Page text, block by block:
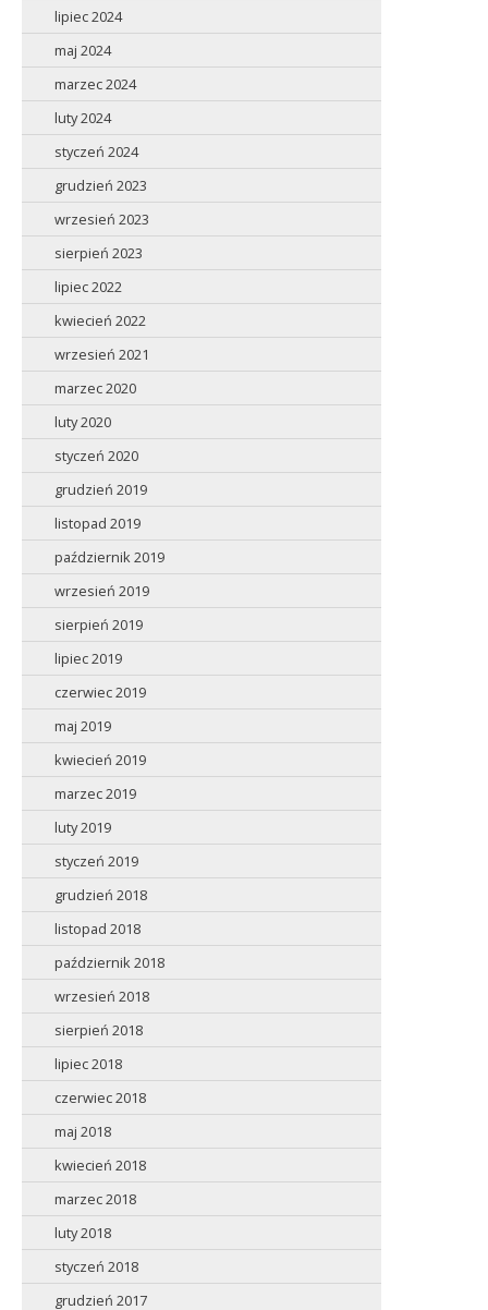
lipiec 2024
maj 2024
marzec 2024
luty 2024
styczeń 2024
grudzień 2023
wrzesień 2023
sierpień 2023
lipiec 2022
kwiecień 2022
wrzesień 2021
marzec 2020
luty 2020
styczeń 2020
grudzień 2019
listopad 2019
październik 2019
wrzesień 2019
sierpień 2019
lipiec 2019
czerwiec 2019
maj 2019
kwiecień 2019
marzec 2019
luty 2019
styczeń 2019
grudzień 2018
listopad 2018
październik 2018
wrzesień 2018
sierpień 2018
lipiec 2018
czerwiec 2018
maj 2018
kwiecień 2018
marzec 2018
luty 2018
styczeń 2018
grudzień 2017